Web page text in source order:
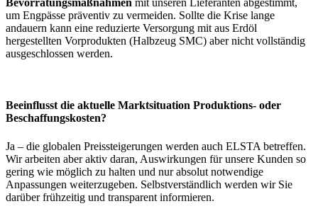
Bevorratungsmaßnahmen mit unseren Lieferanten abgestimmt,
um Engpässe präventiv zu vermeiden. Sollte die Krise lange
andauern kann eine reduzierte Versorgung mit aus Erdöl
hergestellten Vorprodukten (Halbzeug SMC) aber nicht vollständig
ausgeschlossen werden.
Beeinflusst die aktuelle Marktsituation Produktions- oder
Beschaffungskosten?
Ja – die globalen Preissteigerungen werden auch ELSTA betreffen.
Wir arbeiten aber aktiv daran, Auswirkungen für unsere Kunden so
gering wie möglich zu halten und nur absolut notwendige
Anpassungen weiterzugeben. Selbstverständlich werden wir Sie
darüber frühzeitig und transparent informieren.